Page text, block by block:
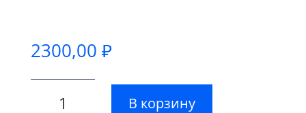
2300,00 ₽
товара
В корзину